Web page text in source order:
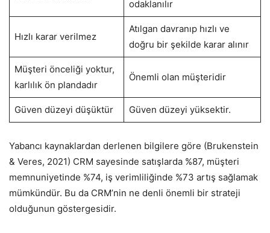
odaklanılır
Hızlı karar verilmez
Atılgan davranıp hızlı ve
doğru bir şekilde karar alınır
Müşteri önceliği yoktur,
karlılık ön plandadır
Önemli olan müşteridir
Güven düzeyi düşüktür Güven düzeyi yüksektir.
Yabancı kaynaklardan derlenen bilgilere göre (Brukenstein
& Veres, 2021) CRM sayesinde satışlarda %87, müşteri
memnuniyetinde %74, iş verimliliğinde %73 artış sağlamak
mümkündür. Bu da CRM’nin ne denli önemli bir strateji
olduğunun göstergesidir.